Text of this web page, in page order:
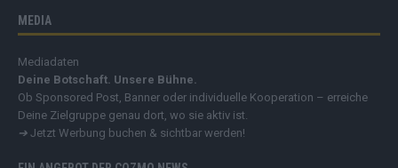
MEDIA
Mediadaten
Deine Botschaft. Unsere Bühne.
Ob Sponsored Post, Banner oder individuelle Kooperation – erreiche
Deine Zielgruppe genau dort, wo sie aktiv ist.
➔ Jetzt Werbung buchen & sichtbar werden!